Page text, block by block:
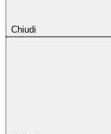
Chiudi